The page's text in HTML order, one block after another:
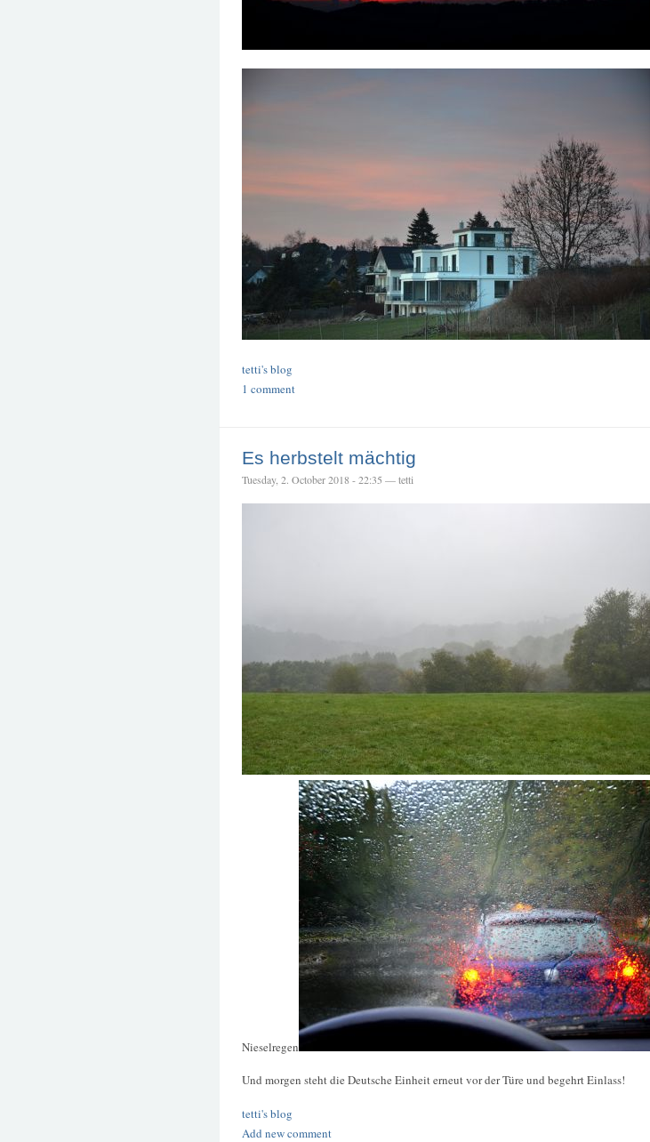
tetti's blog
1 comment
Es herbstelt mächtig
Tuesday, 2. October 2018 - 22:35 — tetti
Nieselregen
Und morgen steht die Deutsche Einheit erneut vor der Türe und begehrt Einlass!
tetti's blog
Add new comment